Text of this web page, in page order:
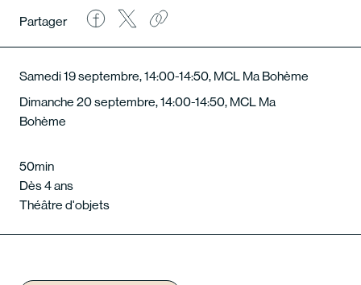
Partager
Samedi 19 septembre, 14:00-14:50, MCL Ma Bohème
Dimanche 20 septembre, 14:00-14:50, MCL Ma
Bohème
50min
Dès 4 ans
Théâtre d'objets